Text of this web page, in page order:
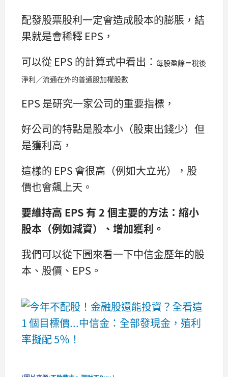
配發股票股利一定會造成股本的膨脹，結
果就是會稀釋 EPS，
可以從 EPS 的計算式中看出： 每股盈餘＝稅後
淨利／流通在外的普通股加權股數
EPS 是研究一家公司的重要指標，
好公司的特點是股本小（股東出錢少）但
是獲利高，
這樣的 EPS 會很高（例如大立光），股
價也會飆上天。
要維持高 EPS 有 2 個主要的方法：縮小
股本（例如減資）、增加獲利。
我們可以從下圖來看一下中信金歷年的股
本、股價、EPS。